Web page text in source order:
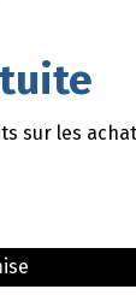
sur les